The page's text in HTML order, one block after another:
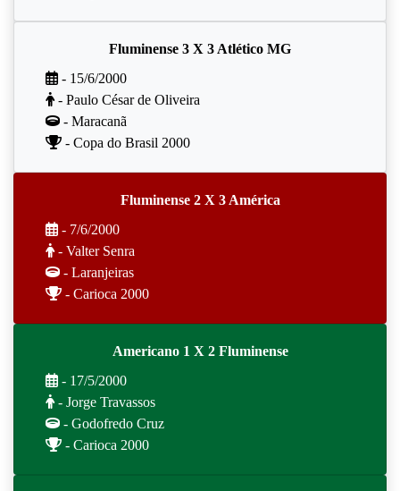
Fluminense 3 X 3 Atlético MG
- 15/6/2000
- Paulo César de Oliveira
- Maracanã
- Copa do Brasil 2000
Fluminense 2 X 3 América
- 7/6/2000
- Valter Senra
- Laranjeiras
- Carioca 2000
Americano 1 X 2 Fluminense
- 17/5/2000
- Jorge Travassos
- Godofredo Cruz
- Carioca 2000